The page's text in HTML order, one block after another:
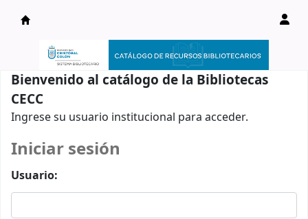
Catálogo en línea
Bienvenido al catálogo de la Bibliotecas
CECC
Ingrese su usuario institucional para acceder.
Iniciar sesión
Usuario: